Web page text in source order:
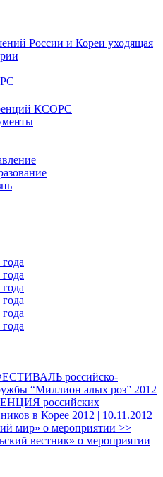
России и Кореи уходящая
КСОРС
российско-
“Миллион алых роз” 2012
российских
в Корее 2012 | 10.11.2012
мир» о мероприятии >>
вестник» о мероприятии